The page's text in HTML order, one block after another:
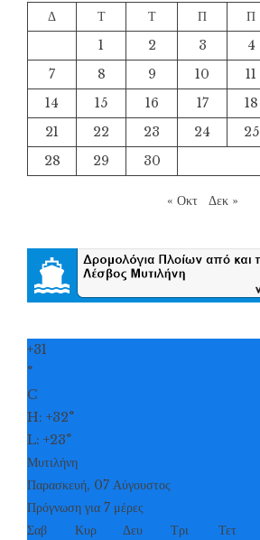
Δ
Τ Τ Π Π
1
2 3 4
7
8 9 10 11
14
15 16 17 18
21
22 23 24 25
28
29 30
« Οκτ Δεκ »
+31
°
C
H: +32°
L: +23°
Μυτιλήνη
Παρασκευή, 07 Αύγουστος
Πρόγνωση για 7 μέρες
Σαβ
Κυρ Δευ Τρι Τετ